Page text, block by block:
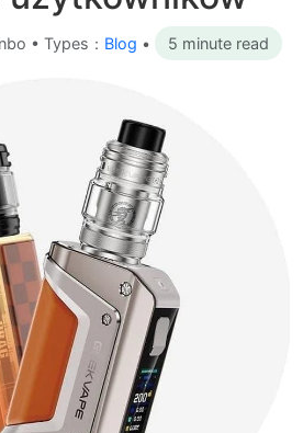
• Types： Blog • 5 minute read